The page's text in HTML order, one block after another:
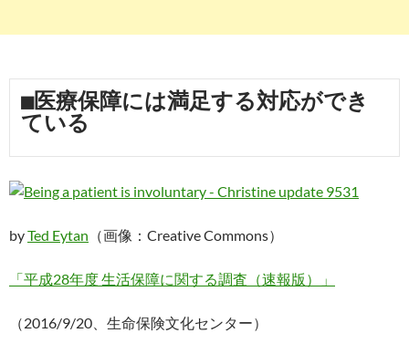
■医療保障には満足する対応ができ
ている
byTed Eytan （画像：Creative Commons）
「平成28年度 生活保障に関する調査（速報版）」
（2016/9/20、生命保険文化センター）